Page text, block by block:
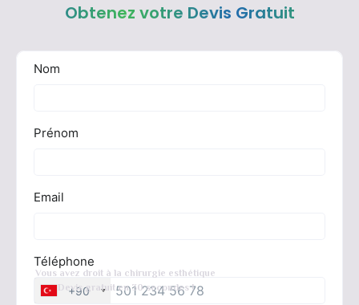
Vous avez droit à la chirurgie esthétique
Devis gratuit en 30 secondes !
Obtenez votre Devis Gratuit